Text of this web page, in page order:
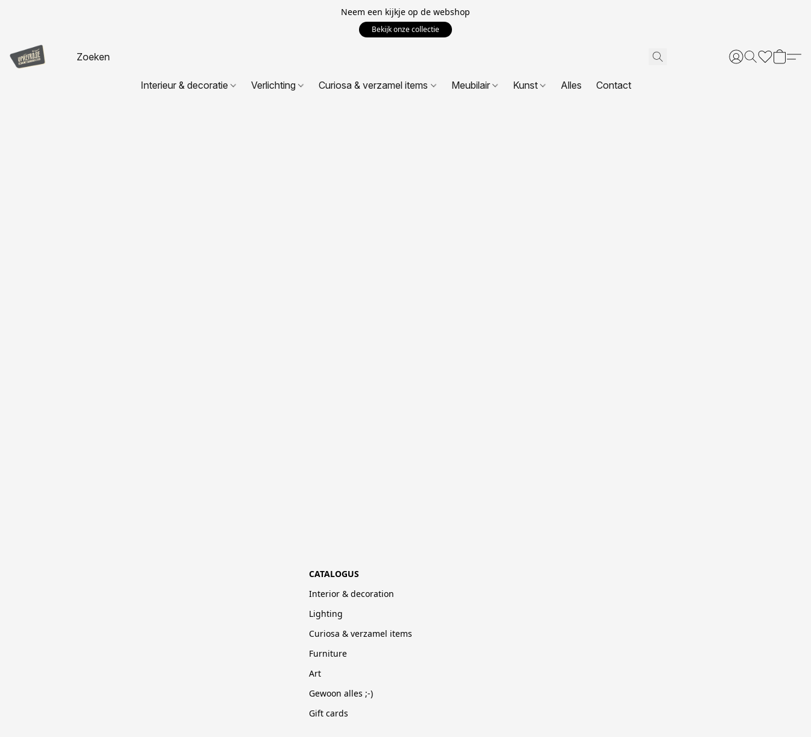
Neem een kijkje op de webshop
Bekijk onze collectie
Interieur & decoratie Verlichting Curiosa & verzamel items Meubilair Kunst Alles Contact
CATALOGUS
Interior & decoration
Lighting
Curiosa & verzamel items
Furniture
Art
Gewoon alles ;-)
Gift cards